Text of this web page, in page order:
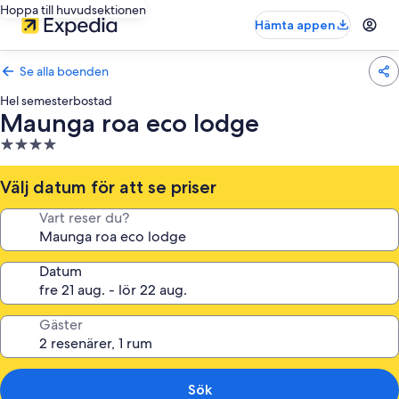
Hoppa till huvudsektionen
Hämta appen
Se alla boenden
Hel semesterbostad
Maunga roa eco lodge
4.0-
stjärnigt
boende
Välj datum för att se priser
Vart reser du?
Datum
Gäster
Sök